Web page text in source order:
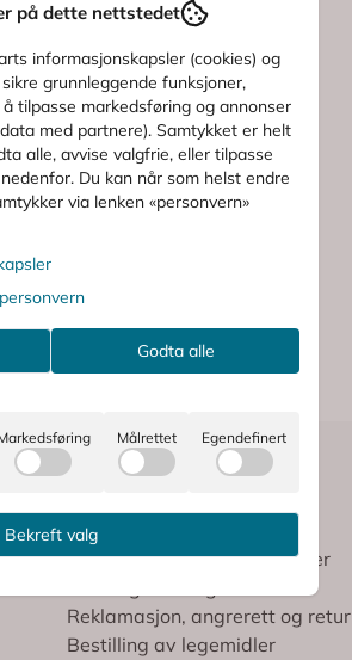
Kundeservice
Personvern
Kjøp- og betalingsbetingelser
Reklamasjon, angrerett og retur
Bestilling av legemidler
på dette nettstedet
informasjonskapsler (cookies) og
grunnleggende funksjoner,
tilpasse markedsføring og annonser
med partnere). Samtykket er helt
alle, avvise valgfrie, eller tilpasse
Du kan når som helst endre
via lenken «personvern»
Godta alle
Målrettet Egendefinert
Bekreft valg